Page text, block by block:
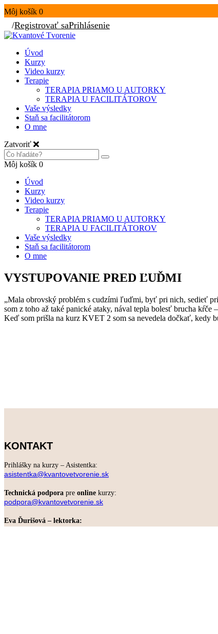
Môj košík 0
/Registrovať saPrihlásenie
Úvod
Kurzy
Video kurzy
Terapie
TERAPIA PRIAMO U AUTORKY
TERAPIA U FACILITÁTOROV
Vaše výsledky
Staň sa facilitátorom
O mne
Zatvoriť
Môj košík 0
Úvod
Kurzy
Video kurzy
Terapie
TERAPIA PRIAMO U AUTORKY
TERAPIA U FACILITÁTOROV
Vaše výsledky
Staň sa facilitátorom
O mne
VYSTUPOVANIE PRED ĽUĎMI
„Mala obrovský problém s cudzími ľuďmi, byť pri nich, sedieť
som z toho až také panické ataky, nával tepla bolesť brucha
Keď som prišla na kurz KVET 2 som sa nevedela dočkať, kedy
KONTAKT
Prihlášky na kurzy – Asistentka:
asistentka@kvantovetvorenie.sk
Technická podpora pre online kurzy:
podpora@kvantovetvorenie.sk
Eva Ďurišová – lektorka: